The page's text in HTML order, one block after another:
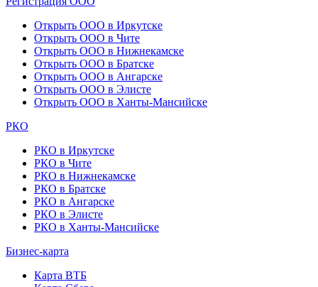
Открыть ООО в Иркутске
Открыть ООО в Чите
Открыть ООО в Нижнекамске
Открыть ООО в Братске
Открыть ООО в Ангарске
Открыть ООО в Элисте
Открыть ООО в Ханты-Мансийске
РКО
РКО в Иркутске
РКО в Чите
РКО в Нижнекамске
РКО в Братске
РКО в Ангарске
РКО в Элисте
РКО в Ханты-Мансийске
Бизнес-карта
Карта ВТБ